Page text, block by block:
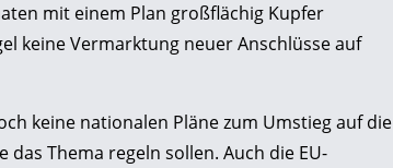
mit einem Plan großflächig Kupfer
keine Vermarktung neuer Anschlüsse auf
keine nationalen Pläne zum Umstieg auf die
Thema regeln sollen. Auch die EU-